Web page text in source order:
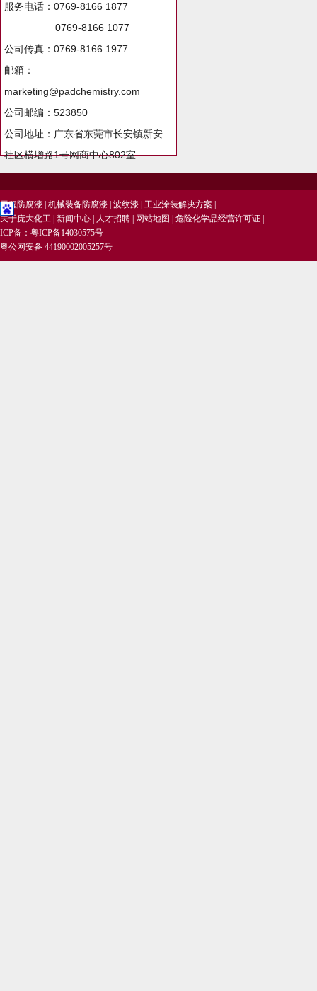
服务电话：0769-8166 1877
0769-8166 1077
公司传真：0769-8166 1977
邮箱：
marketing@padchemistry.com
公司邮编：523850
公司地址：广东省东莞市长安镇新安
社区横增路1号网商中心802室
工程防腐漆 机械装备防腐漆 波纹漆 工业涂装解决方案
关于庞大化工 新闻中心 人才招聘 网站地图 危险化学品经营许可证
ICP备： 粤ICP备14030575号
粤公网安备 44190002005257号